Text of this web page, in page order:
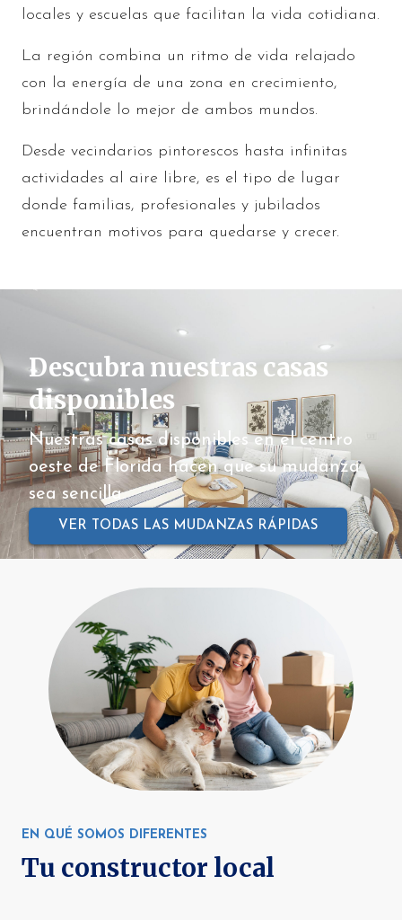
locales y escuelas que facilitan la vida cotidiana.
La región combina un ritmo de vida relajado
con la energía de una zona en crecimiento,
brindándole lo mejor de ambos mundos.
Desde vecindarios pintorescos hasta infinitas
actividades al aire libre, es el tipo de lugar
donde familias, profesionales y jubilados
encuentran motivos para quedarse y crecer.
Descubra nuestras casas
disponibles
Nuestras casas disponibles en el centro
oeste de Florida hacen que su mudanza
sea sencilla.
VER TODAS LAS MUDANZAS RÁPIDAS
EN QUÉ SOMOS DIFERENTES
Tu constructor local